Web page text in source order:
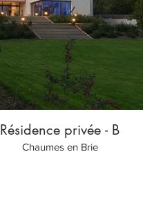
Résidence privée - B
Chaumes en Brie